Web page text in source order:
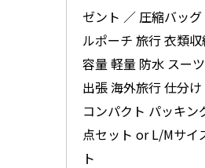
ゼント ／ 圧縮バッ
ルポーチ 旅行 衣類
容量 軽量 防水 スー
出張 海外旅行 仕分け
コンパクト パッキン
点セット or L/Mサイ
ト